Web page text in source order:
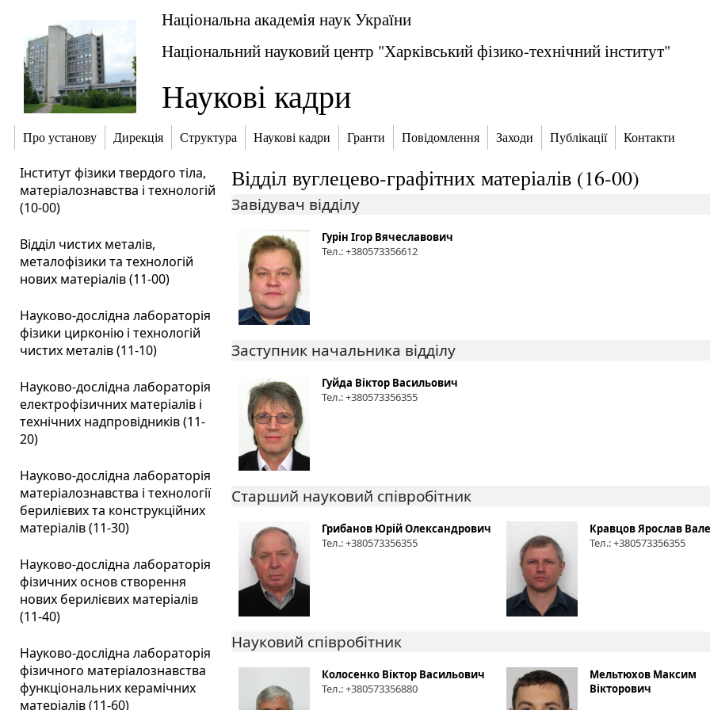
Національна академія наук України
Національний науковий центр "Харківський фізико-технічний інститут"
Наукові кадри
Про установу Дирекція Структура Наукові кадри Гранти Повідомлення Заходи Публікації Контакти
Інститут фізики твердого тіла,
матеріалознавства і технологій
(10-00)
Відділ чистих металів,
металофізики та технологій
нових матеріалів (11-00)
Науково-дослідна лабораторія
фізики цирконію і технологій
чистих металів (11-10)
Науково-дослідна лабораторія
електрофізичних матеріалів і
технічних надпровідників (11-
20)
Науково-дослідна лабораторія
матеріалознавства і технології
берилієвих та конструкційних
матеріалів (11-30)
Науково-дослідна лабораторія
фізичних основ створення
нових берилієвих матеріалів
(11-40)
Науково-дослідна лабораторія
фізичного матеріалознавства
функціональних керамічних
матеріалів (11-60)
Відділ вуглецево-графітних матеріалів (16-00)
Завідувач відділу
Гурін Ігор Вячеславович
Тел.: +380573356612
Заступник начальника відділу
Гуйда Віктор Васильович
Тел.: +380573356355
Старший науковий співробітник
Грибанов Юрій Олександрович
Тел.: +380573356355
Кравцов Ярослав
Тел.: +380573356355
Науковий співробітник
Колосенко Віктор Васильович
Тел.: +380573356880
Мельтюхов Максим
Вікторович